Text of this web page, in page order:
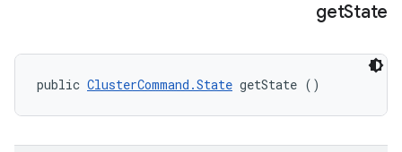
getState
public ClusterCommand.State getState ()